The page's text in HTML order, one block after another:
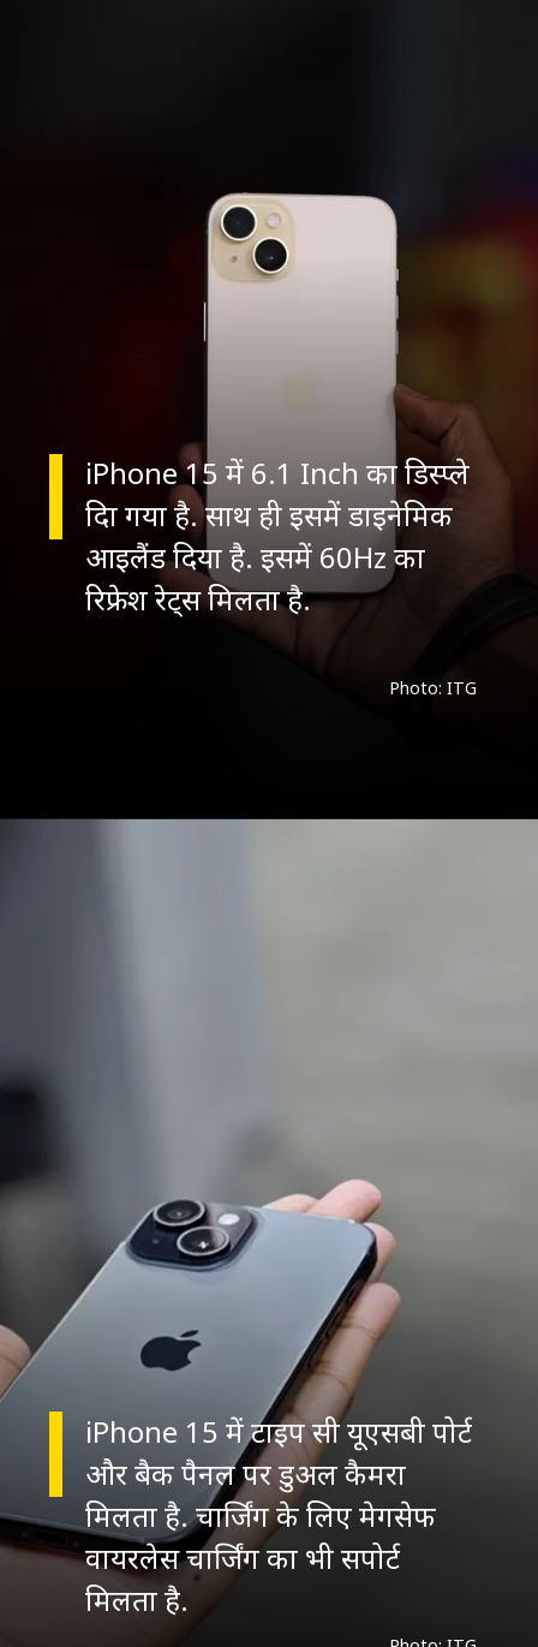
iPhone 15 में 6.1 Inch का डिस्प्ले
दिा गया है. साथ ही इसमें डाइनेमिक
आइलैंड दिया है. इसमें 60Hz का
रिफ्रेश रेट्स मिलता है.
Photo: ITG
iPhone 15 में टाइप सी यूएसबी पोर्ट
और बैक पैनल पर डुअल कैमरा
मिलता है. चार्जिंग के लिए मेगसेफ
वायरलेस चार्जिंग का भी सपोर्ट